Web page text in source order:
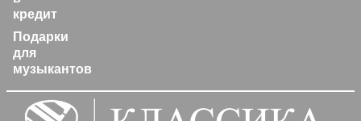
кредит
Подарки
для
музыкантов